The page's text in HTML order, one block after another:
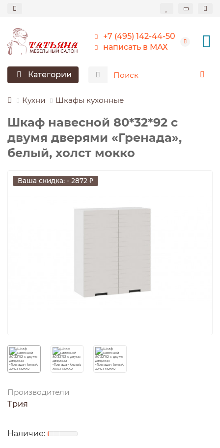
+7 (495) 142-44-50
написать в МАХ
Категории
Кухни Шкафы кухонные
Шкаф навесной 80*32*92 c
двумя дверями «Гренада»,
белый, холст мокко
Ваша скидка: - 2872 ₽
Производители
Трия